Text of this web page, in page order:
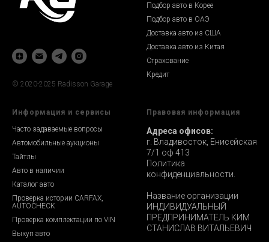
© 2020-2025 Radisson Garage
Подбор авто в Корее
Подбор авто в ОАЭ
Доставка авто из США
Доставка авто из Китая
Страхование
Кредит
Информация и сервисы
Часто задаваемые вопросы
Автомобильные аукционы
Тайтлы
Авто в наличии
Каталог авто
Проверка истории CARFAX,
AUTOCHECK
Проверка комплектации по VIN
Выкуп авто
Правовая информация
Адреса офисов:
г. Владивосток, Енисейская
7/1 оф 413
Политика
конфиденциальности.
Название организации
ИНДИВИДУАЛЬНЫЙ
ПРЕДПРИНИМАТЕЛЬ КИМ
СТАНИСЛАВ ВИТАЛЬЕВИЧ